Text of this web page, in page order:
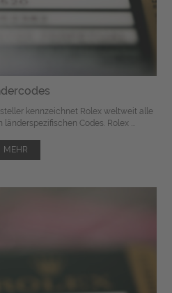
kennzeichnet Rolex weltweit alle
Codes. Rolex ...
MEHR